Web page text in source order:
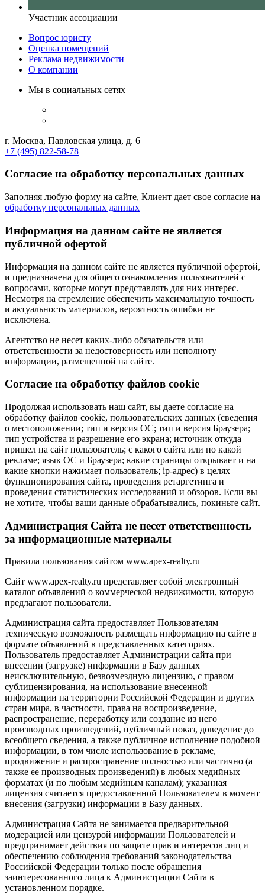
Участник ассоциации
Вопрос юристу
Оценка помещений
Реклама недвижимости
О компании
Мы в социальных сетях
г. Москва, Павловская улица, д. 6
+7 (495) 822-58-78
Согласие на обработку персональных данных
Заполняя любую форму на сайте, Клиент дает свое согласие на
обработку персональных данных
Информация на данном сайте не является
публичной офертой
Информация на данном сайте не является публичной офертой,
и предназначена для общего ознакомления пользователей с
вопросами, которые могут представлять для них интерес.
Несмотря на стремление обеспечить максимальную точность
и актуальность материалов, вероятность ошибки не
исключена.
Агентство не несет каких-либо обязательств или
ответственности за недостоверность или неполноту
информации, размещенной на сайте.
Cогласие на обработку файлов cookie
Продолжая использовать наш сайт, вы даете согласие на
обработку файлов cookie, пользовательских данных (сведения
о местоположении; тип и версия ОС; тип и версия Браузера;
тип устройства и разрешение его экрана; источник откуда
пришел на сайт пользователь; с какого сайта или по какой
рекламе; язык ОС и Браузера; какие страницы открывает и на
какие кнопки нажимает пользователь; ip-адрес) в целях
функционирования сайта, проведения ретаргетинга и
проведения статистических исследований и обзоров. Если вы
не хотите, чтобы ваши данные обрабатывались, покиньте сайт.
Администрация Сайта не несет ответственность
за информационные материалы
Правила пользования сайтом www.apex-realty.ru
Сайт www.apex-realty.ru представляет собой электронный
каталог объявлений о коммерческой недвижимости, которую
предлагают пользователи.
Администрация сайта предоставляет Пользователям
техническую возможность размещать информацию на сайте в
формате объявлений в представленных категориях.
Пользователь предоставляет Администрации сайта при
внесении (загрузке) информации в Базу данных
неисключительную, безвозмездную лицензию, с правом
сублицензирования, на использование внесенной
информации на территории Российской Федерации и других
стран мира, в частности, права на воспроизведение,
распространение, переработку или создание из него
производных произведений, публичный показ, доведение до
всеобщего сведения, а также публичное исполнение подобной
информации, в том числе использование в рекламе,
продвижение и распространение полностью или частично (а
также ее производных произведений) в любых медийных
форматах (и по любым медийным каналам); указанная
лицензия считается предоставленной Пользователем в момент
внесения (загрузки) информации в Базу данных.
Администрация Сайта не занимается предварительной
модерацией или цензурой информации Пользователей и
предпринимает действия по защите прав и интересов лиц и
обеспечению соблюдения требований законодательства
Российской Федерации только после обращения
заинтересованного лица к Администрации Сайта в
установленном порядке.